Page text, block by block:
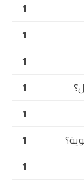
1
1
1
1
1
1
1